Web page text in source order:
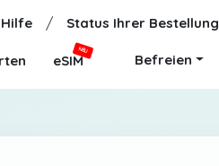
Hilfe / Status Ihrer Bestellung
eSIM
NEU
Befreien